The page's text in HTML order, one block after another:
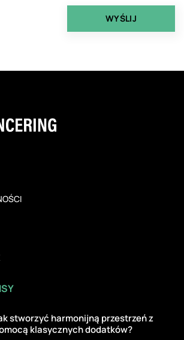
stworzyć harmonijną przestrzeń z
klasycznych dodatków?